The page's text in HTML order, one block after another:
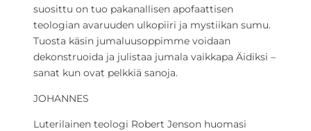
suosittu on tuo pakanallisen apofaattisen
teologian avaruuden ulkopiiri ja mystiikan sumu.
Tuosta käsin jumaluusoppimme voidaan
dekonstruoida ja julistaa jumala vaikkapa Äidiksi –
sanat kun ovat pelkkiä sanoja.
JOHANNES
Luterilainen teologi Robert Jenson huomasi